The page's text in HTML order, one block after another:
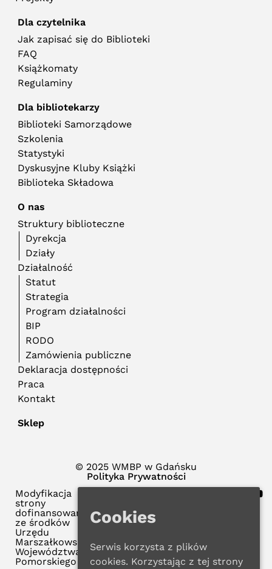
Dla czytelnika
Jak zapisać się do Biblioteki
FAQ
Książkomaty
Regulaminy
Dla bibliotekarzy
Biblioteki Samorządowe
Szkolenia
Statystyki
Dyskusyjne Kluby Książki
Biblioteka Składowa
O nas
Struktury biblioteczne
Dyrekcja
Działy
Działalność
Statut
Strategia
Program działalności
BIP
RODO
Zamówienia publiczne
Deklaracja dostępności
Praca
Kontakt
Sklep
© 2025 WMBP w Gdańsku
Polityka Prywatności
Modyfikacja
strony
dofinansowana
ze środków
Urzędu
Marszałkowskiego
Województwa
Pomorskiego
Cookies
Serwis korzysta z plików
cookies. Korzystając z tej strony